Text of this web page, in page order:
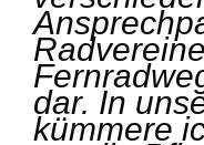
dar. In
kümmere